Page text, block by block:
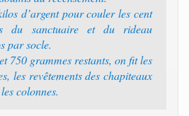
d’argent pour couler les cent
du sanctuaire et du rideau
par socle.
750 grammes restants, on fit les
les revêtements des chapiteaux
colonnes.